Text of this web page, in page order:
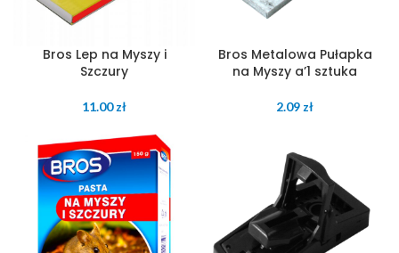
Bros Lep na Myszy i
Szczury
11.00zł
Bros Metalowa Pułapka
na Myszy a’1 sztuka
2.09 zł